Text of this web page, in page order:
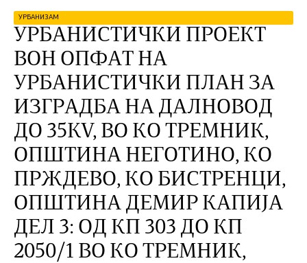
УРБАНИЗАМ
УРБАНИСТИЧКИ ПРОЕКТ
ВОН ОПФАТ НА
УРБАНИСТИЧКИ ПЛАН ЗА
ИЗГРАДБА НА ДАЛНОВОД
ДО 35KV, ВО КО ТРЕМНИК,
ОПШТИНА НЕГОТИНО, КО
ПРЖДЕВО, КО БИСТРЕНЦИ,
ОПШТИНА ДЕМИР КАПИЈА
ДЕЛ 3: ОД КП 303 ДО КП
2050/1 ВО КО ТРЕМНИК,